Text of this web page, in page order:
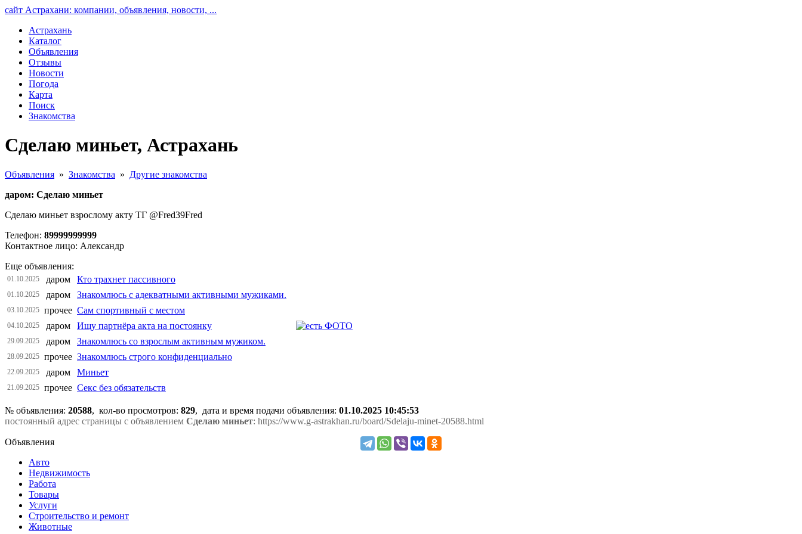
сайт Астрахани: компании, объявления, новости, ...
Астрахань
Каталог
Объявления
Отзывы
Новости
Погода
Карта
Поиск
Знакомства
Сделаю миньет, Астрахань
Объявления » Знакомства » Другие знакомства
даром: Сделаю миньет
Сделаю миньет взрослому акту ТГ @Fred39Fred
Телефон: 89999999999
Контактное лицо: Александр
Еще объявления:
01.10.2025 даром Кто трахнет пассивного
01.10.2025 даром Знакомлюсь с адекватными активными мужиками.
03.10.2025 прочее Сам спортивный с местом
04.10.2025 даром Ищу партнёра акта на постоянку
29.09.2025 даром Знакомлюсь со взрослым активным мужиком.
28.09.2025 прочее Знакомлюсь строго конфиденциально
22.09.2025 даром Миньет
21.09.2025 прочее Секс без обязательств
№ объявления: 20588, кол-во просмотров: 829, дата и время подачи объявления: 01.10.2025 10:45:53
постоянный адрес страницы с объявлением Сделаю миньет: https://www.g-astrakhan.ru/board/Sdelaju-minet-20588.html
Объявления
Авто
Недвижимость
Работа
Товары
Услуги
Строительство и ремонт
Животные